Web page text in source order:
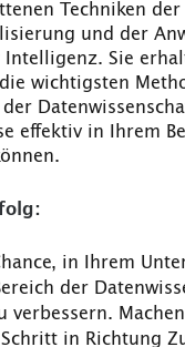
Techniken der
und der
Intelligenz. Sie
wichtigsten
der
effektiv in Ihrem
in Ihrem
der
verbessern.
in Richtung